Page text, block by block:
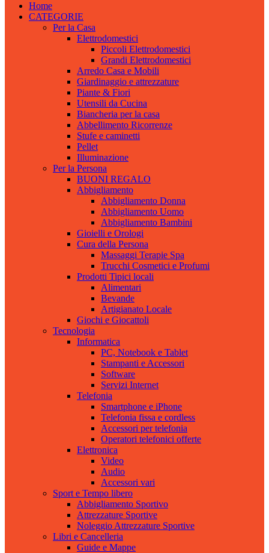
Home
CATEGORIE
Per la Casa
Elettrodomestici
Piccoli Elettrodomestici
Grandi Elettrodomestici
Arredo Casa e Mobili
Giardinaggio e attrezzature
Piante & Fiori
Utensili da Cucina
Biancheria per la casa
Abbellimento Ricorrenze
Stufe e caminetti
Pellet
Illuminazione
Per la Persona
BUONI REGALO
Abbigliamento
Abbigliamento Donna
Abbigliamento Uomo
Abbigliamento Bambini
Gioielli e Orologi
Cura della Persona
Massaggi Terapie Spa
Trucchi Cosmetici e Profumi
Prodotti Tipici locali
Alimentari
Bevande
Artigianato Locale
Giochi e Giocattoli
Tecnologia
Informatica
PC, Notebook e Tablet
Stampanti e Accessori
Software
Servizi Internet
Telefonia
Smartphone e iPhone
Telefonia fissa e cordless
Accessori per telefonia
Operatori telefonici offerte
Elettronica
Video
Audio
Accessori vari
Sport e Tempo libero
Abbigliamento Sportivo
Attrezzature Sportive
Noleggio Attrezzature Sportive
Libri e Cancelleria
Guide e Mappe